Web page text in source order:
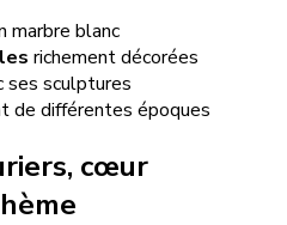
marbre blanc
richement décorées
ses sculptures
de différentes époques
cœur